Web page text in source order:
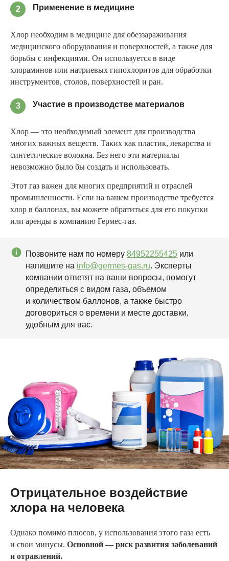
2 Применение в медицине
Хлор необходим в медицине для обеззараживания
медицинского оборудования и поверхностей, а также для
борьбы с инфекциями. Он используется в виде
хлораминов или натриевых гипохлоритов для обработки
инструментов, столов, поверхностей и ран.
3 Участие в производстве материалов
Хлор — это необходимый элемент для производства
многих важных веществ. Таких как пластик, лекарства и
синтетические волокна. Без него эти материалы
невозможно было бы создать и использовать.
Этот газ важен для многих предприятий и отраслей
промышленности. Если на вашем производстве требуется
хлор в баллонах, вы можете обратиться для его покупки
или аренды в компанию Гермес-газ.
Позвоните нам по номеру 84952255425 или
напишите на info@germes-gas.ru. Эксперты
компании ответят на ваши вопросы, помогут
определиться с видом газа, объемом
и количеством баллонов, а также быстро
договориться о времени и месте доставки,
удобным для вас.
Отрицательное воздействие
хлора на человека
Однако помимо плюсов, у использования этого газа есть
и свои минусы. Основной — риск развития заболеваний
и отравлений.